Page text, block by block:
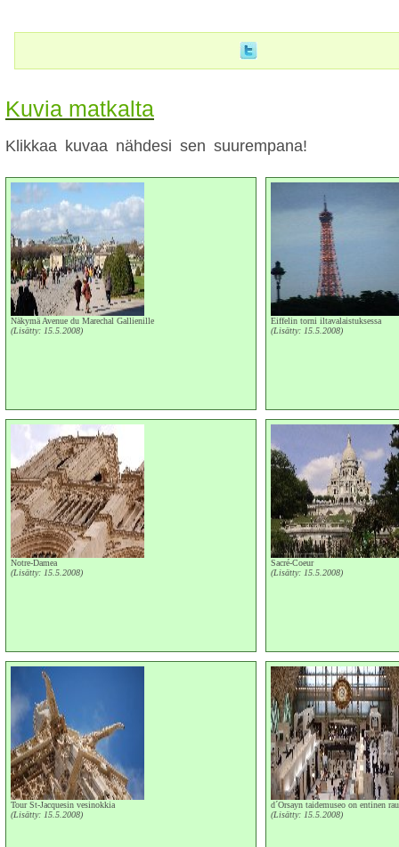
Kuvia matkalta
Klikkaa kuvaa nähdesi sen suurempana!
Näkymä Avenue du Marechal Gallienille
(Lisätty: 15.5.2008)
Eiffelin torni iltavalaistuksessa
(Lisätty: 15.5.2008)
Notre-Damea
(Lisätty: 15.5.2008)
Sacré-Coeur
(Lisätty: 15.5.2008)
Tour St-Jacquesin vesinokkia
(Lisätty: 15.5.2008)
d´Orsayn taidemuseo on entinen
(Lisätty: 15.5.2008)